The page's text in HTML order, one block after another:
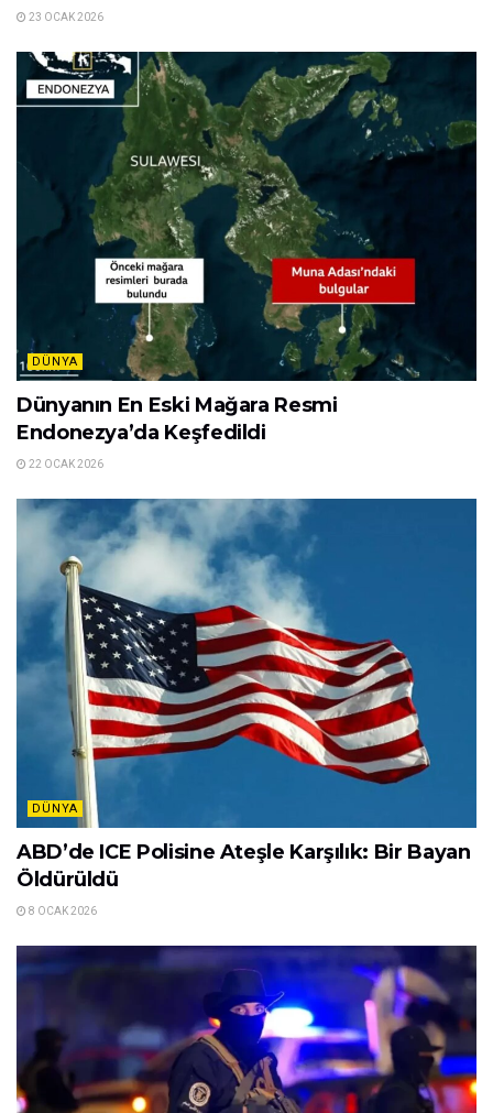
23 OCAK 2026
DÜNYA
Dünyanın En Eski Mağara Resmi
Endonezya’da Keşfedildi
22 OCAK 2026
DÜNYA
ABD’de ICE Polisine Ateşle Karşılık: Bir Bayan
Öldürüldü
8 OCAK 2026